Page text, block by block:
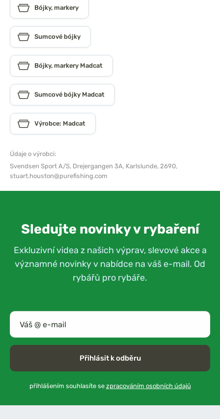
Bójky, markery
Sumcové bójky
Bójky, markery Madcat
Sumcové bójky Madcat
Výrobce: Madcat
Údaje o výrobci:
Svendsen Sport A/S, Drejergangen 3A, Karlslunde, 2690,
stuart.houston@purefishing.com
Sledujte novinky v rybaření
Exkluzivní videa z našich výprav, slevové akce a
významné novinky v nabídce na váš e-mail. Od
rybářů pro rybáře.
Přihlásit k odběru
přihlášením souhlasíte se zpracováním osobních údajů